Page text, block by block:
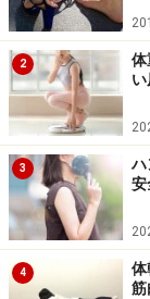
分解・代謝・排
とも期待できま
2
体
3
ハ
安
4
体
筋